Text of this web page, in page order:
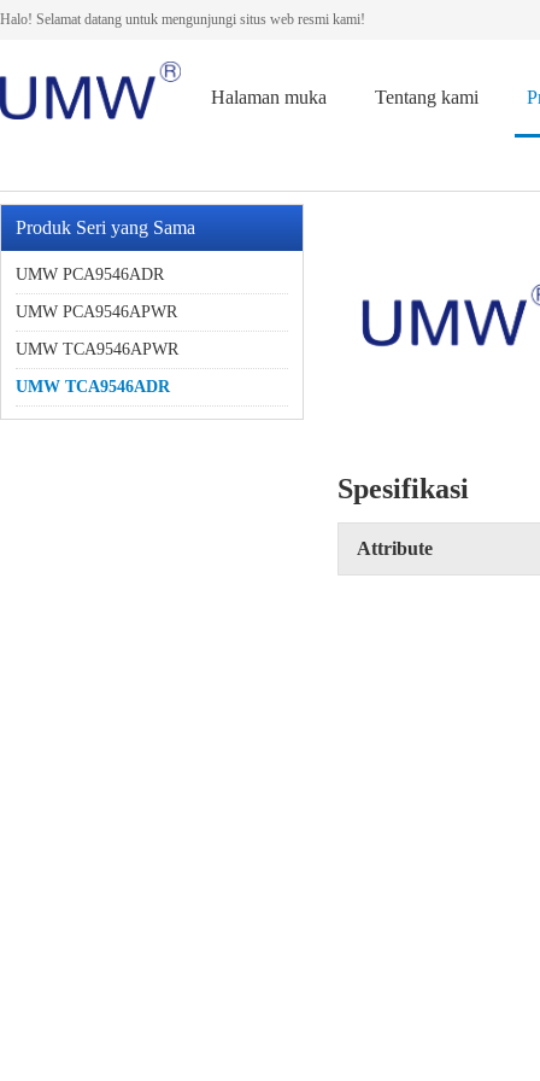
Halo! Selamat datang untuk mengunjungi situs web resmi kami!
Halaman muka Tentang kami
Produk Seri yang Sama
UMW PCA9546ADR
UMW PCA9546APWR
UMW TCA9546APWR
UMW TCA9546ADR
Spesifikasi
Attribute